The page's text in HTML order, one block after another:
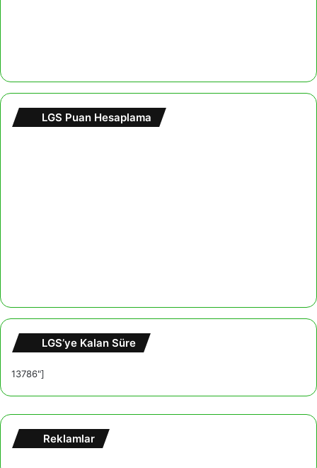
LGS Puan Hesaplama
LGS’ye Kalan Süre
13786"]
Reklamlar